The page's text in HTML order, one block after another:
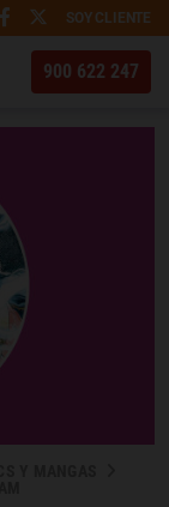
SOY CLIENTE
900 622 247